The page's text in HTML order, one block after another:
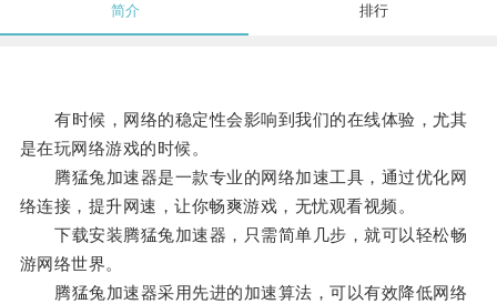
简介 排行
有时候，网络的稳定性会影响到我们的在线体验，尤其
是在玩网络游戏的时候。
腾猛兔加速器是一款专业的网络加速工具，通过优化网
络连接，提升网速，让你畅爽游戏，无忧观看视频。
下载安装腾猛兔加速器，只需简单几步，就可以轻松畅
游网络世界。
腾猛兔加速器采用先进的加速算法，可以有效降低网络